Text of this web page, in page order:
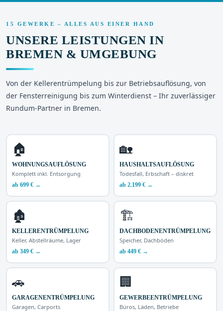
15 GEWERKE – ALLES AUS EINER HAND
UNSERE LEISTUNGEN IN
BREMEN & UMGEBUNG
Von der Kellerentrümpelung bis zur Betriebsauflösung, von
der Fensterreinigung bis zum Winterdienst – Ihr zuverlässiger
Rundum-Partner in Bremen.
🏠
WOHNUNGSAUFLÖSUNG
Komplett inkl. Entsorgung
ab 699 € →
🏡
HAUSHALTSAUFLÖSUNG
Todesfall, Erbschaft – diskret
ab 2.199 € →
🏚️
KELLERENTRÜMPELUNG
Keller, Abstellräume, Lager
ab 349 € →
🏗️
DACHBODENENTRÜMPELUNG
Speicher, Dachböden
ab 449 € →
🚗
GARAGENENTRÜMPELUNG
Garagen, Carports
🏢
GEWERBEENTRÜMPELUNG
Büros, Läden, Betriebe